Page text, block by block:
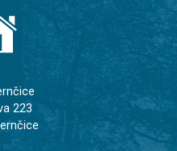
223